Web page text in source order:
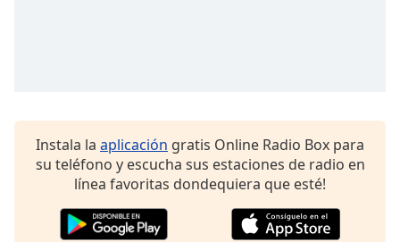
Instala la aplicación gratis Online Radio Box para
su teléfono y escucha sus estaciones de radio en
línea favoritas dondequiera que esté!